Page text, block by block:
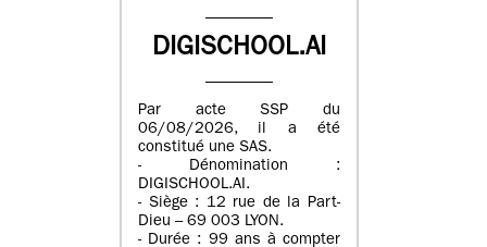
DIGISCHOOL.AI
Par acte SSP du
06/08/2026, il a été
constitué une SAS.
- Dénomination :
DIGISCHOOL.AI.
- Siège : 12 rue de la Part-
Dieu – 69 003 LYON.
- Durée : 99 ans à compter